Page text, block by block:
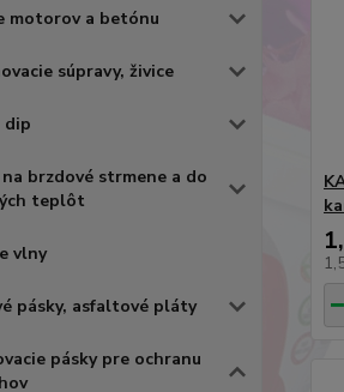
motorov a betónu
súpravy, živice
dip
na brzdové strmene a do
teplôt
vlny
pásky, asfaltové pláty
pásky pre ochranu